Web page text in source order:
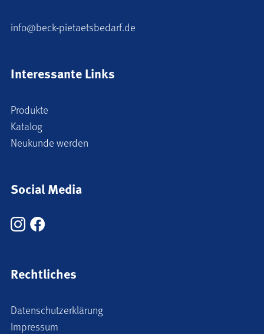
info@beck-pietaetsbedarf.de
Interessante Links
Produkte
Katalog
Neukunde werden
Social Media
Rechtliches
Datenschutzerklärung
Impressum